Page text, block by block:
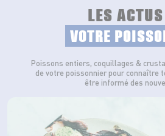
LES
VOTRE
Poissons entiers, coquillages &
de votre poissonnier pour connaître
être informé des